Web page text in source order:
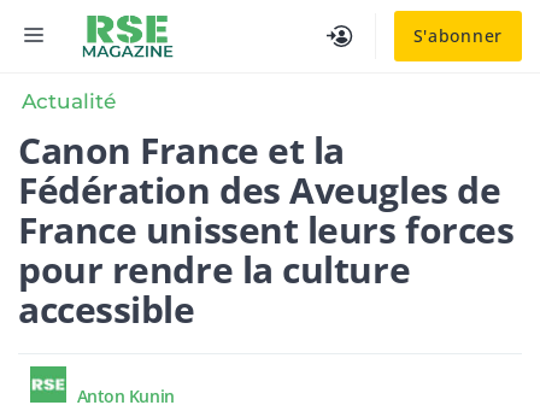
S'abonner
MENU
Actualité
Canon France et la
Fédération des Aveugles de
France unissent leurs forces
pour rendre la culture
accessible
Anton Kunin